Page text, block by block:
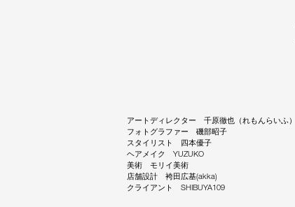
アートディレクター 千原徹也（れもんらいふ）
フォトグラファー 磯部昭子
スタイリスト 四本優子
ヘアメイク YUZUKO
美術 モリイ美術
店舗設計 袴田広基(akka)
クライアント SHIBUYA109